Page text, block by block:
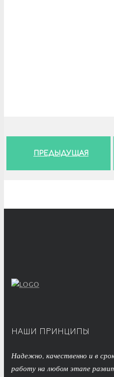
ПРЕДЫДУЩАЯ
НАШИ ПРИНЦИПЫ
Надежно, качественно и в
работу на любом этапе